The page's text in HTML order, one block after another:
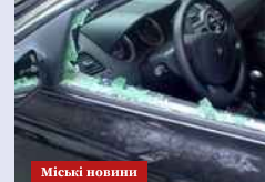
Mіські новини